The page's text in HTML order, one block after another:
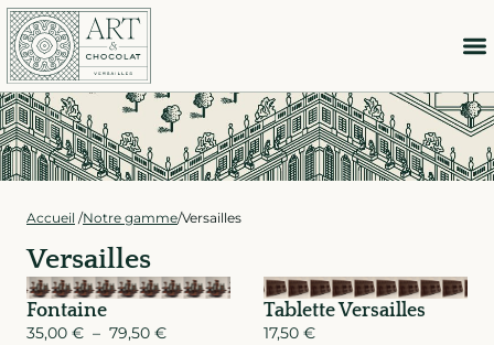
Accueil /Notre gamme/Versailles
Versailles
Fontaine
35,00 € – 79,50 €
Tablette Versailles
17,50 €